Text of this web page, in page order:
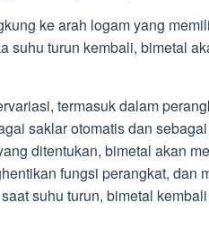
ke arah logam yang
suhu turun kembali, bimetal
termasuk dalam
saklar otomatis dan
ditentukan, bimetal akan
fungsi perangkat, dan
suhu turun, bimetal